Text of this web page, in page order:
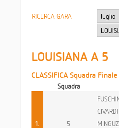
RICERCA GARA
LOUISIANA A 5
CLASSIFICA Squadra
Squadra
1. 5
CIVARDI